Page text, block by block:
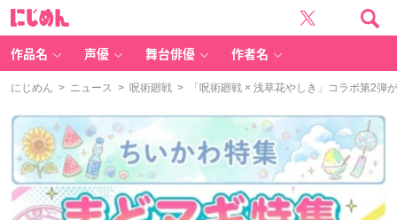
作品名 声優 舞台俳優 作者名
にじめん > ニュース > 呪術廻戦 > 「呪術廻戦 × 浅草花やしき」コラボ第2弾